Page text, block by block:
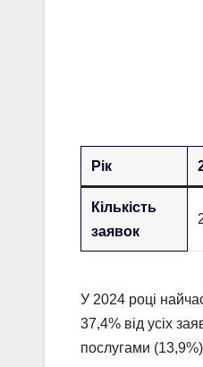
Рік
Кількість
заявок
У 2024 році
37,4% від усіх
послугами